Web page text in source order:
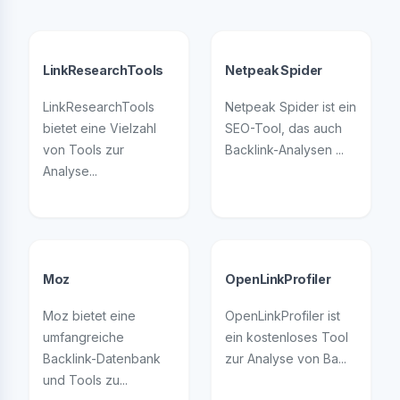
LinkResearchTools
LinkResearchTools
bietet eine Vielzahl
von Tools zur
Analyse...
Netpeak Spider
Netpeak Spider ist ein
SEO-Tool, das auch
Backlink-Analysen ...
Moz
Moz bietet eine
umfangreiche
Backlink-Datenbank
und Tools zu...
OpenLinkProfiler
OpenLinkProfiler ist
ein kostenloses Tool
zur Analyse von Ba...